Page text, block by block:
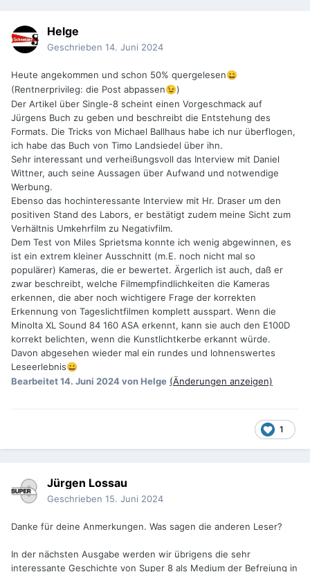
Helge
Geschrieben 14. Juni 2024
Heute angekommen und schon 50% quergelesen😀
(Rentnerprivileg: die Post abpassen😉)
Der Artikel über Single-8 scheint einen Vorgeschmack auf
Jürgens Buch zu geben und beschreibt die Entstehung des
Formats. Die Tricks von Michael Ballhaus habe ich nur überflogen,
ich habe das Buch von Timo Landsiedel über ihn.
Sehr interessant und verheißungsvoll das Interview mit Daniel
Wittner, auch seine Aussagen über Aufwand und notwendige
Werbung.
Ebenso das hochinteressante Interview mit Hr. Draser um den
positiven Stand des Labors, er bestätigt zudem meine Sicht zum
Verhältnis Umkehrfilm zu Negativfilm.
Dem Test von Miles Sprietsma konnte ich wenig abgewinnen, es
ist ein extrem kleiner Ausschnitt (m.E. noch nicht mal so
populärer) Kameras, die er bewertet. Ärgerlich ist auch, daß er
zwar beschreibt, welche Filmempfindlichkeiten die Kameras
erkennen, die aber noch wichtigere Frage der korrekten
Erkennung von Tageslichtfilmen komplett ausspart. Wenn die
Minolta XL Sound 84 160 ASA erkennt, kann sie auch den E100D
korrekt belichten, wenn die Kunstlichtkerbe erkannt würde.
Davon abgesehen wieder mal ein rundes und lohnenswertes
Leseerlebnis😀
Bearbeitet14. Juni 2024von Helge (Änderungen anzeigen)
1
Jürgen Lossau
Geschrieben 15. Juni 2024
Danke für deine Anmerkungen. Was sagen die anderen Leser?
In der nächsten Ausgabe werden wir übrigens die sehr
interessante Geschichte von Super 8 als Medium der Befreiung in